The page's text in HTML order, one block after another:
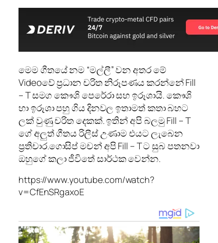
මෙම ගීතයේ නම “මල්ලී” වන අතර මේ
Videoවේ ප්‍රධාන චරිත නිරූපණය කරන්නේ Fill
– T සමග කෞශි පෙරේරා සහ ඉරූශායි. කෞශි
හා ඉරූශා පහු ගිය දිනවල ඉතාමත් කතා බහට
ලක් වුණු චරිත දෙකක්. ඉතින් අපි බලමු Fill – T
ගේ අලුත් ගීතය රිලීස් උණාම එයට ලැබෙන
ප්‍රතිචාර.ගොසිප් මචන් අපි Fill – T ට සුබ පතනවා
ඔහුගේ කලා ජීවිතේ සාර්ථක වෙන්න.
https://www.youtube.com/watch?
v=CfEnSRgaxoE